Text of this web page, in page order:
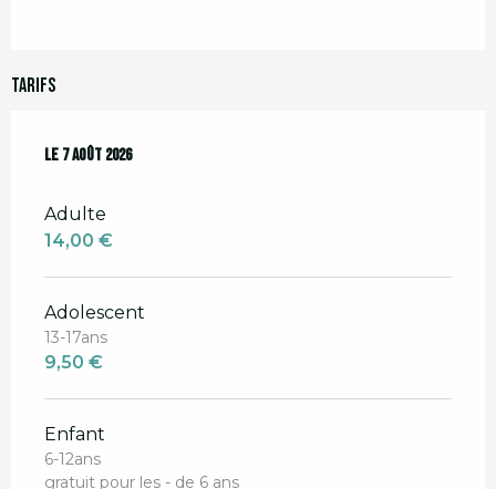
Tarifs
Le 7 août 2026
Le 7 août 2026
Adulte
14,00 €
Adolescent
13-17ans
9,50 €
Enfant
6-12ans
gratuit pour les - de 6 ans